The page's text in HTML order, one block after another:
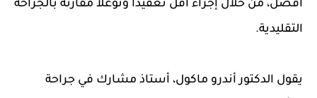
أفضل، من خلال إجراء أقل تعقيداً وتوغلاً مقارنة بالجراحة
التقليدية.
يقول الدكتور أندرو ماكول، أستاذ مشارك في جراحة